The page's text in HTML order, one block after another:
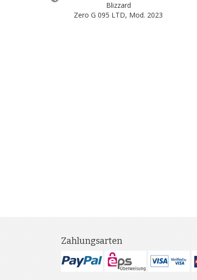
Blizzard
Zero G 095 LTD, Mod. 2023
Zahlungsarten